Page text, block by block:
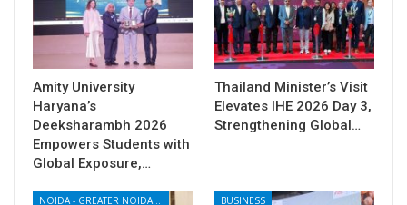
Amity University
Haryana’s
Deeksharambh 2026
Empowers Students with
Global Exposure,…
Thailand Minister’s Visit
Elevates IHE 2026 Day 3,
Strengthening Global…
NOIDA - GREATER NOIDA - YAMUNA EXPRESSWAY BUSINESS